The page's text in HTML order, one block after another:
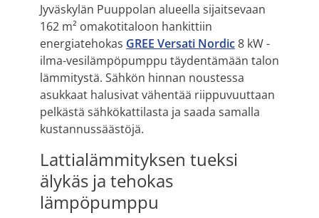
Jyväskylän Puuppolan alueella sijaitsevaan
162 m² omakotitaloon hankittiin
energiatehokas GREE Versati Nordic8 kW -
ilma-vesilämpöpumppu täydentämään talon
lämmitystä. Sähkön hinnan noustessa
asukkaat halusivat vähentää riippuvuuttaan
pelkästä sähkökattilasta ja saada samalla
kustannussäästöjä.
Lattialämmityksen tueksi
älykäs ja tehokas
lämpöpumppu